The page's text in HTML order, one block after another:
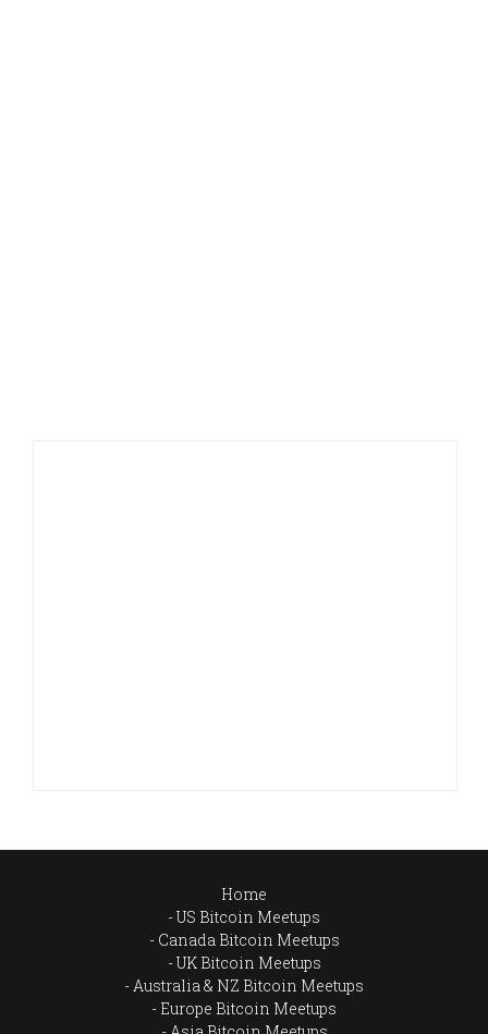
Home
US Bitcoin Meetups
Canada Bitcoin Meetups
UK Bitcoin Meetups
Australia & NZ Bitcoin Meetups
Europe Bitcoin Meetups